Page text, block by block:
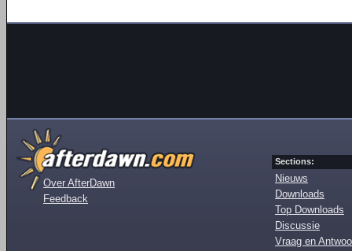
Over AfterDawn
Feedback
Sections:
Nieuws
Downloads
Top Downloads
Discussie
Vraag en